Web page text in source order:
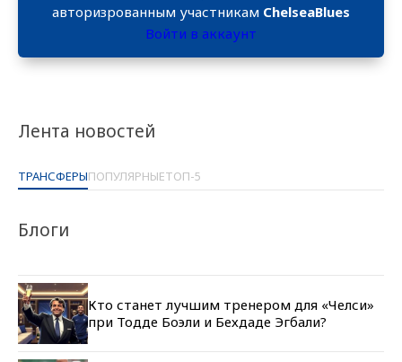
Лента новостей
ТРАНСФЕРЫПОПУЛЯРНЫЕТОП-5
Блоги
Кто станет лучшим тренером для «Челси»
при Тодде Боэли и Бехдаде Эгбали?
авторизрованным участникам ChelseaBlues
Войти в аккаунт